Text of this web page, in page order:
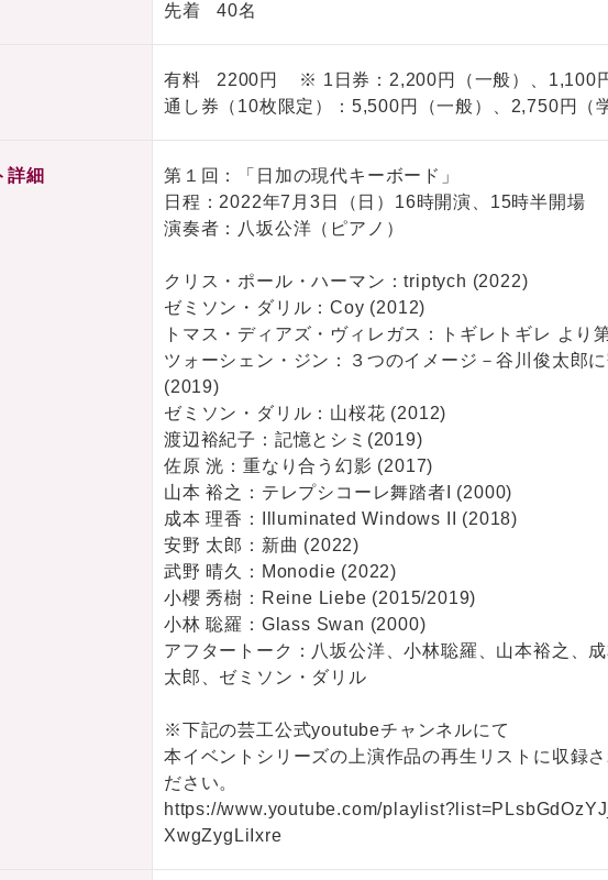
先着 40名
有料 2200円 ※ 1日券：2,200円（一般）、1,100円
通し券（10枚限定）：5,500円（一般）、2,750円（
詳細
第１回：「日加の現代キーボード」
日程：2022年7月3日（日）16時開演、15時半開場
演奏者：八坂公洋（ピアノ）
クリス・ポール・ハーマン：triptych (2022)
ゼミソン・ダリル：Coy (2012)
トマス・ディアズ・ヴィレガス：トギレトギレ より
ツォーシェン・ジン：３つのイメージ－谷川俊太郎
(2019)
ゼミソン・ダリル：山桜花 (2012)
渡辺裕紀子：記憶とシミ(2019)
佐原 洸：重なり合う幻影 (2017)
山本 裕之：テレプシコーレ舞踏者I (2000)
成本 理香：Illuminated Windows II (2018)
安野 太郎：新曲 (2022)
武野 晴久：Monodie (2022)
小櫻 秀樹：Reine Liebe (2015/2019)
小林 聡羅：Glass Swan (2000)
アフタートーク：八坂公洋、小林聡羅、山本裕之、
太郎、ゼミソン・ダリル
※下記の芸工公式youtubeチャンネルにて
本イベントシリーズの上演作品の再生リストに収録
ださい。
https://www.youtube.com/
XwgZygLiIxre